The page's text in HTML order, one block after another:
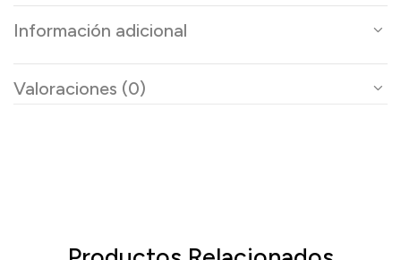
Información adicional
Valoraciones (0)